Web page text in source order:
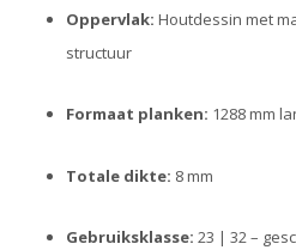
Oppervlak: Houtdessin met
structuur
Formaat planken: 1288 mm
Totale dikte: 8 mm
Gebruiksklasse: 23 | 32 –